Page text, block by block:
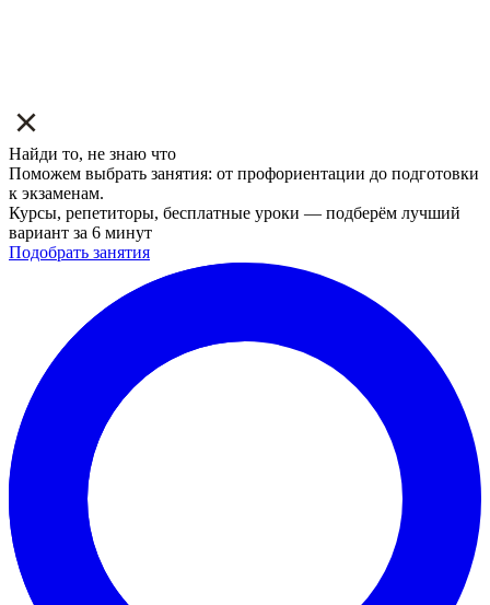
Найди то, не знаю что
Поможем выбрать занятия: от профориентации до подготовки
к экзаменам.
Курсы, репетиторы, бесплатные уроки — подберём лучший
вариант за 6 минут
Подобрать занятия